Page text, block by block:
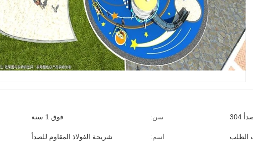
304 سن: فوق 1 سنة
اسم: شريحة الفولاذ المقاوم للصدأ